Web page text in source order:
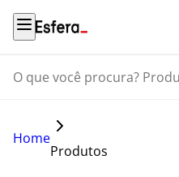
O que você procura? Produtos,
Home
Produtos